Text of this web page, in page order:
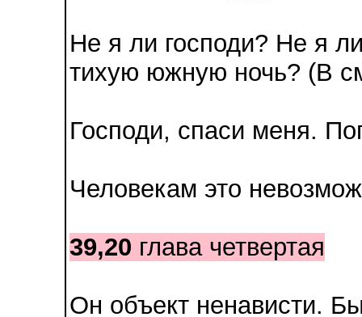
Не я ли господи? Не я
тихую южную ночь? (В
Господи, спаси меня.
Человекам это
39,20 глава четвертая
Он объект ненависти.